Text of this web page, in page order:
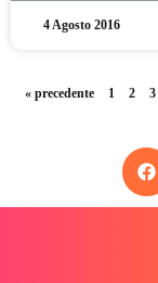
4 Agosto 2016
« precedente 1 2 3